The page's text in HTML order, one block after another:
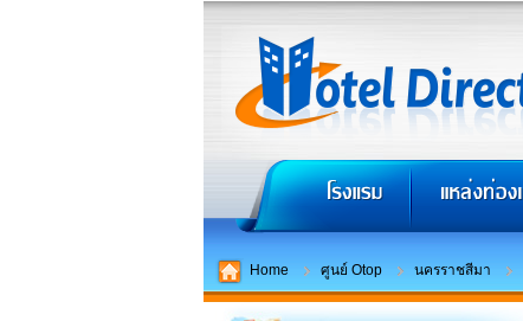
Home ศูนย์ Otop นครราชสีมา